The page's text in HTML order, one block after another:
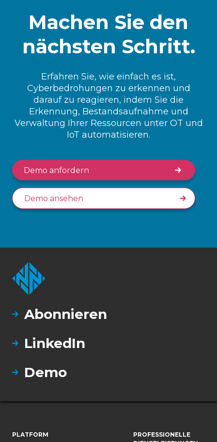
Machen Sie den
nächsten Schritt.
Erfahren Sie, wie einfach es ist,
Cyberbedrohungen zu erkennen und
darauf zu reagieren, indem Sie die
Erkennung, Bestandsaufnahme und
Verwaltung Ihrer Ressourcen unter OT und
IoT automatisieren.
Demo anfordern
Demo ansehen
Abonnieren
LinkedIn
Demo
PLATFORM
PROFESSIONELLE